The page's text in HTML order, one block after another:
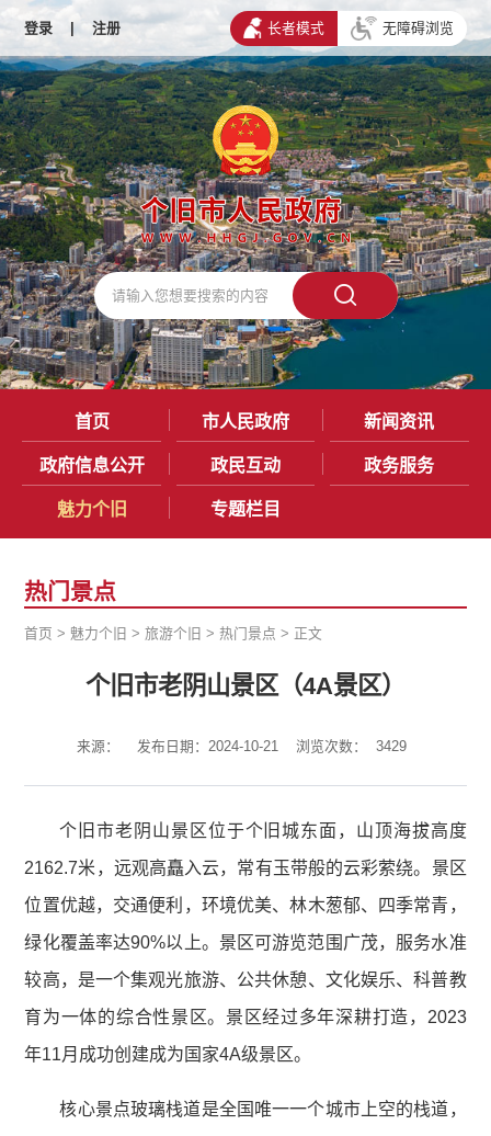
登录 | 注册 长者模式 无障碍浏览
首页 市人民政府 新闻资讯
政府信息公开 政民互动 政务服务
魅力个旧 专题栏目
热门景点
首页 > 魅力个旧 >旅游个旧 > 热门景点 > 正文
个旧市老阴山景区（4A景区）
来源： 发布日期：2024-10-21 浏览次数： 3429
个旧市老阴山景区位于个旧城东面，山顶海拔高度
2162.7米，远观高矗入云，常有玉带般的云彩萦绕。景区
位置优越，交通便利，环境优美、林木葱郁、四季常青，
绿化覆盖率达90%以上。景区可游览范围广茂，服务水准
较高，是一个集观光旅游、公共休憩、文化娱乐、科普教
育为一体的综合性景区。景区经过多年深耕打造，2023
年11月成功创建成为国家4A级景区。
核心景点玻璃栈道是全国唯一一个城市上空的栈道，